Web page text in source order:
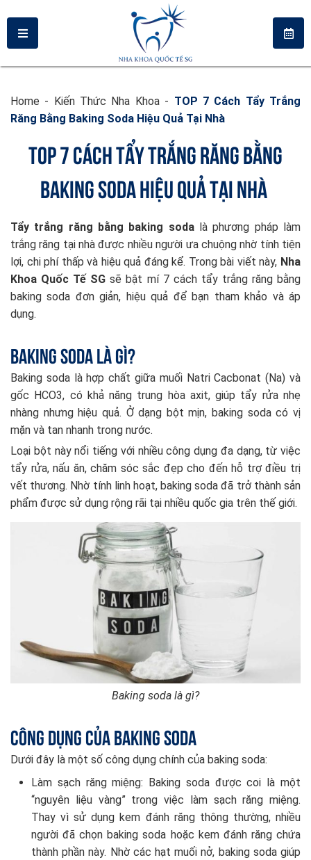
Home - Kiến Thức Nha Khoa- TOP 7 Cách Tẩy Trắng
Răng Bằng Baking Soda Hiệu Quả Tại Nhà
TOP 7 CÁCH TẨY TRẮNG RĂNG BẰNG
BAKING SODA HIỆU QUẢ TẠI NHÀ
Tẩy trắng răng bằng baking sodalà phương pháp làm
trắng răng tại nhà được nhiều người ưa chuộng nhờ tính tiện
lợi, chi phí thấp và hiệu quả đáng kể. Trong bài viết này, Nha
Khoa Quốc Tế SG sẽ bật mí 7 cách tẩy trắng răng bằng
baking soda đơn giản, hiệu quả để bạn tham khảo và áp
dụng.
Baking soda là gì?
Baking soda là hợp chất giữa muối Natri Cacbonat (Na) và
gốc HCO3, có khả năng trung hòa axit, giúp tẩy rửa nhẹ
nhàng nhưng hiệu quả. Ở dạng bột mịn, baking soda có vị
mặn và tan nhanh trong nước.
Loại bột này nổi tiếng với nhiều công dụng đa dạng, từ việc
tẩy rửa, nấu ăn, chăm sóc sắc đẹp cho đến hỗ trợ điều trị
vết thương. Nhờ tính linh hoạt, baking soda đã trở thành sản
phẩm được sử dụng rộng rãi tại nhiều quốc gia trên thế giới.
Baking soda là gì?
Công dụng của baking soda
Dưới đây là một số công dụng chính của baking soda:
Làm sạch răng miệng: Baking soda được coi là một
“nguyên liệu vàng” trong việc làm sạch răng miệng.
Thay vì sử dụng kem đánh răng thông thường, nhiều
người đã chọn baking soda hoặc kem đánh răng chứa
thành phần này. Nhờ các hạt muối nở, baking soda giúp